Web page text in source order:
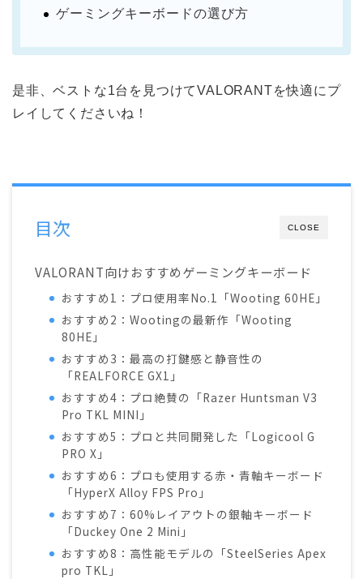
ゲーミングキーボードの選び方
是非、ベストな1台を見つけてVALORANTを快適にプ
レイしてくださいね！
CLOSE
目次
VALORANT向けおすすめゲーミングキーボード
おすすめ1：プロ使用率No.1「Wooting 60HE」
おすすめ2：Wootingの最新作「Wooting
80HE」
おすすめ3：最高の打鍵感と静音性の
「REALFORCE GX1」
おすすめ4：プロ絶賛の「Razer Huntsman V3
Pro TKL MINI」
おすすめ5：プロと共同開発した「Logicool G
PRO X」
おすすめ6：プロも使用する赤・青軸キーボード
「HyperX Alloy FPS Pro」
おすすめ7：60%レイアウトの銀軸キーボード
「Duckey One 2 Mini」
おすすめ8：高性能モデルの「SteelSeries Apex
pro TKL」